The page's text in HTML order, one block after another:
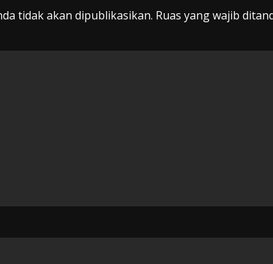
tidak akan dipublikasikan. Ruas yang wajib